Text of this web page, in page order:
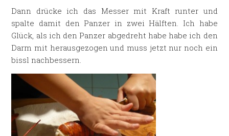
Dann drücke ich das Messer mit Kraft runter und
spalte damit den Panzer in zwei Hälften. Ich habe
Glück, als ich den Panzer abgedreht habe habe ich den
Darm mit herausgezogen und muss jetzt nur noch ein
bissl nachbessern.